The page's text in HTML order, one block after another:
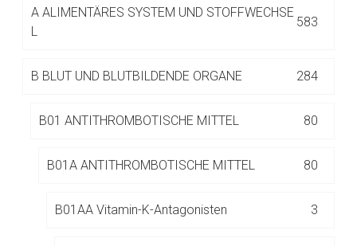
A ALIMENTÄRES SYSTEM UND STOFFWECHSE
L
583
B BLUT UND BLUTBILDENDE ORGANE 284
B01 ANTITHROMBOTISCHE MITTEL 80
B01A ANTITHROMBOTISCHE MITTEL 80
B01AA Vitamin-K-Antagonisten 3
Aufruf einer externen Seite
Seite. Für die Inhalte der externen Web-Seite ist deren
Datenschutzbestimmungen.
Zurück zur rote-liste.de Zur Seite